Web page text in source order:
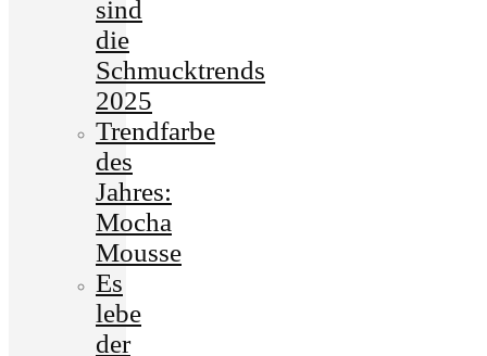
sind
die
Schmucktrends
2025
Trendfarbe
des
Jahres:
Mocha
Mousse
Es
lebe
der